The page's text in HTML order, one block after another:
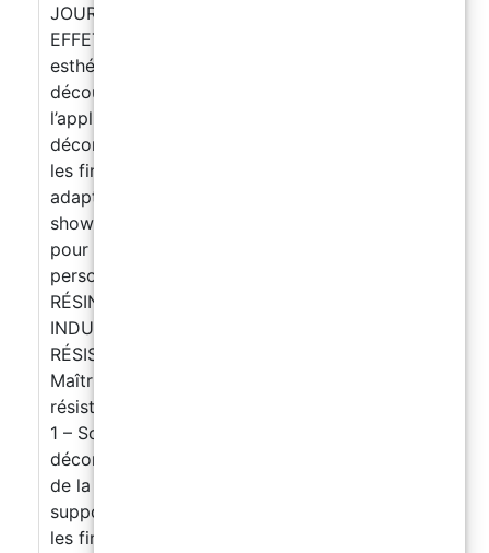
JOUR 1 RÉSINE ÉPOXY – SOLS DÉCORATIFS &
EFFETS DESIGN Apprenez à réaliser des sols
esthétiques, modernes et personnalisés. Vous
découvrirez : la préparation du support
l’application de la résine époxy les effets
décoratifs : marbre, métallisé, brillant, design
les finitions professionnelles les techniques
adaptées aux intérieurs, cuisines, boutiques,
showrooms et espaces commerciaux
pour les projets où le design, l’effet visuel et la
personnalisation sont essentiels. JOUR 2
RÉSINE POLYASPARTIQUE – SOLS
INDUSTRIELS, GARAGES & HAUTE
RÉSISTANCE SOL DRAINANT EXTÉRIEUR
Maîtrisez la réalisation de sols techniques,
résistants et rapides à mettre en œuvre. Partie
1 – Sols polyaspartiques avec flocons
décoratifs Vous apprendrez : les spécificités
de la résine polyaspartique la préparation du
support l’application avec flocons décoratifs
les finitions professionnelles la réalisation de